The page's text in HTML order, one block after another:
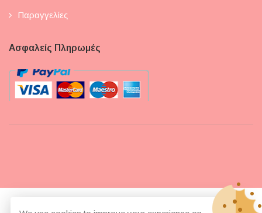
Παραγγελίες
Ασφαλείς Πληρωμές